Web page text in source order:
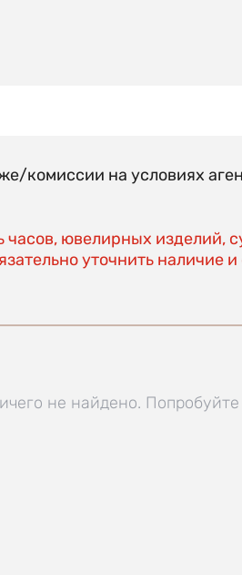
комиссии на условиях
ювелирных изделий,
уточнить наличие и
не найдено.